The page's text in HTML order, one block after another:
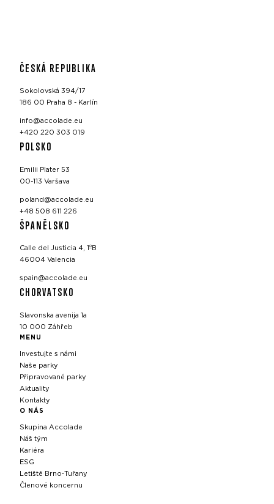
ČESKÁ REPUBLIKA
Sokolovská 394/17
186 00 Praha 8 - Karlín
info@accolade.eu
+420 220 303 019
POLSKO
Emilii Plater 53
00-113 Varšava
poland@accolade.eu
+48 508 611 226
ŠPANĚLSKO
Calle del Justicia 4, 1ºB
46004 Valencia
spain@accolade.eu
CHORVATSKO
Slavonska avenija 1a
10 000 Záhřeb
MENU
Investujte s námi
Naše parky
Připravované parky
Aktuality
Kontakty
O NÁS
Skupina Accolade
Náš tým
Kariéra
ESG
Letiště Brno‑Tuřany
Členové koncernu